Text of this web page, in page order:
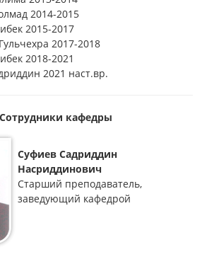
2014-2015
2015-2017
2017-2018
2018-2021
2021 наст.вр.
Сотрудники кафедры
Суфиев Садриддин
Насриддинович
Старший преподаватель,
заведующий кафедрой